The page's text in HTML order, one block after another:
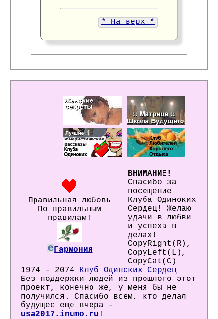
* На верх *
Правильная любовь
По правильным
правилам!
Гармония
ВНИМАНИЕ!
Спасибо за
посещение
Клуба Одиноких
Сердец! Желаю
удачи в любви
и успеха в
делах!
CopyRight(R),
CopyLeft(L),
CopyCat(C)
1974 - 2074 Клуб Одиноких Сердец
Без поддержки людей из прошлого этот
проект, конечно же, у меня бы не
получился. Спасибо всем, кто делал
будущее еще вчера -
usa2017.inumo.ru !